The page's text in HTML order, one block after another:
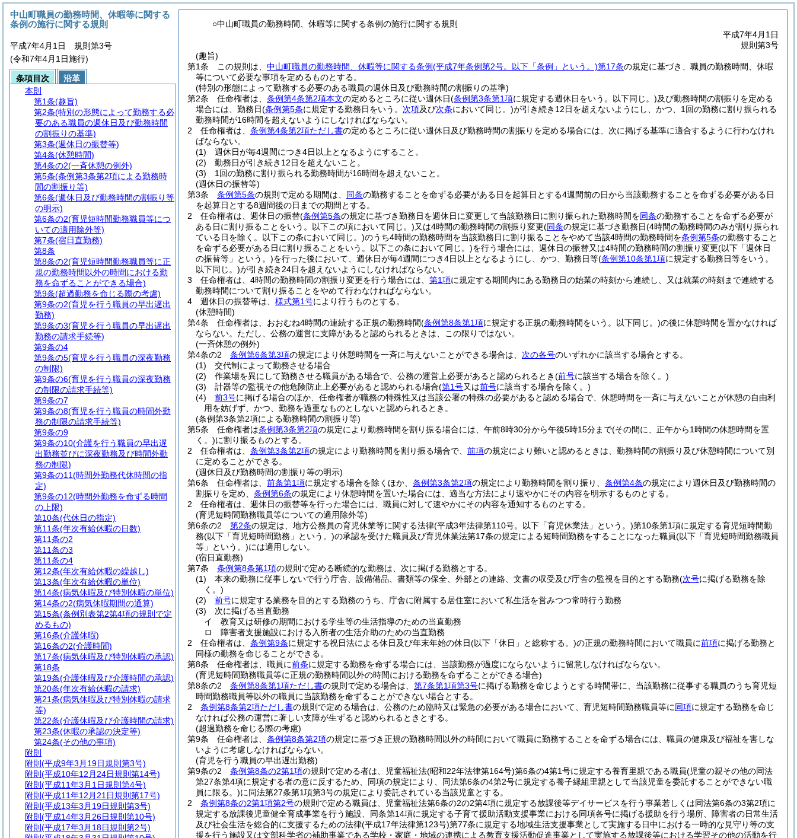
○中山町職員の勤務時間、休暇等に関する条例の施行に関する規則
平成7年4月1日
規則第3号
(趣旨)
第1条
この規則は、 中山町職員の勤務時間、休暇等に関する条例(平成7年条例第2号。以下「条例」という。)第17条の規定に基づき、職員の勤務時間、休暇
等について必要な事項を定めるものとする。
(特別の形態によって勤務する必要のある職員の週休日及び勤務時間の割振りの基準)
第2条
任命権者は、 条例第4条第2項本文の定めるところに従い週休日(条例第3条第1項に規定する週休日をいう。以下同じ。)及び勤務時間の割振りを定める
場合には、勤務日(条例第5条に規定する勤務日をいう。 次項及び次条において同じ。)が引き続き12日を超えないようにし、かつ、1回の勤務に割り振られる
勤務時間が16時間を超えないようにしなければならない。
2
任命権者は、 条例第4条第2項ただし書の定めるところに従い週休日及び勤務時間の割振りを定める場合には、次に掲げる基準に適合するように行わなけれ
ばならない。
(1)
週休日が毎4週間につき4日以上となるようにすること。
(2)
勤務日が引き続き12日を超えないこと。
(3)
1回の勤務に割り振られる勤務時間が16時間を超えないこと。
(週休日の振替等)
第3条
条例第5条の規則で定める期間は、 同条の勤務することを命ずる必要がある日を起算日とする4週間前の日から当該勤務することを命ずる必要がある日
を起算日とする8週間後の日までの期間とする。
2
任命権者は、週休日の振替(条例第5条の規定に基づき勤務日を週休日に変更して当該勤務日に割り振られた勤務時間を同条の勤務することを命ずる必要が
ある日に割り振ることをいう。以下この項において同じ。)又は4時間の勤務時間の割振り変更(同条の規定に基づき勤務日(4時間の勤務時間のみが割り振られ
ている日を除く。以下この条において同じ。)のうち4時間の勤務時間を当該勤務日に割り振ることをやめて当該4時間の勤務時間を条例第5条の勤務すること
を命ずる必要がある日に割り振ることをいう。以下この条において同じ。)を行う場合には、週休日の振替又は4時間の勤務時間の割振り変更(以下「週休日
の振替等」という。)を行った後において、週休日が毎4週間につき4日以上となるようにし、かつ、勤務日等(条例第10条第1項に規定する勤務日等をいう。
以下同じ。)が引き続き24日を超えないようにしなければならない。
3
任命権者は、4時間の勤務時間の割振り変更を行う場合には、 第1項に規定する期間内にある勤務日の始業の時刻から連続し、又は就業の時刻まで連続する
勤務時間について割り振ることをやめて行わなければならない。
4
週休日の振替等は、 様式第1号により行うものとする。
(休憩時間)
第4条
任命権者は、おおむね4時間の連続する正規の勤務時間(条例第8条第1項に規定する正規の勤務時間をいう。以下同じ。)の後に休憩時間を置かなければ
ならない。 ただし、公務の運営に支障があると認められるときは、この限りではない。
(一斉休憩の例外)
第4条の2
条例第6条第3項の規定により休憩時間を一斉に与えないことができる場合は、 次の各号のいずれかに該当する場合とする。
(1)
交代制によって勤務させる場合
(2)
作業場を異にして勤務させる職員がある場合で、公務の運営上必要があると認められるとき(前号に該当する場合を除く。)
(3)
計器等の監視その他危険防止上必要があると認められる場合(第1号又は前号に該当する場合を除く。)
(4)
前3号に掲げる場合のほか、任命権者が職務の特殊性又は当該公署の特殊の必要があると認める場合で、休憩時間を一斉に与えないことが休憩の自由利
用を妨げず、かつ、勤務を過重なものとしないと認められるとき。
(条例第3条第2項による勤務時間の割振り等)
第5条
任命権者は条例第3条第2項の規定により勤務時間を割り振る場合には、午前8時30分から午後5時15分まで(その間に、正午から1時間の休憩時間を置
く。)に割り振るものとする。
2
任命権者は、 条例第3条第2項の規定により勤務時間を割り振る場合で、 前項の規定により難いと認めるときは、勤務時間の割振り及び休憩時間について別
に定めることができる。
(週休日及び勤務時間の割振り等の明示)
第6条
任命権者は、 前条第1項に規定する場合を除くほか、 条例第3条第2項の規定により勤務時間を割り振り、 条例第4条の規定により週休日及び勤務時間の
割振りを定め、 条例第6条の規定により休憩時間を置いた場合には、適当な方法により速やかにその内容を明示するものとする。
2
任命権者は、週休日の振替等を行った場合には、職員に対して速やかにその内容を通知するものとする。
(育児短時間勤務職員等についての適用除外等)
第6条の2
第2条の規定は、地方公務員の育児休業等に関する法律(平成3年法律第110号。以下「育児休業法」という。)第10条第1項に規定する育児短時間勤
務(以下「育児短時間勤務」という。)の承認を受けた職員及び育児休業法第17条の規定による短時間勤務をすることになった職員(以下「育児短時間勤務職員
等」という。)には適用しない。
(宿日直勤務)
第7条
条例第8条第1項の規則で定める断続的な勤務は、次に掲げる勤務とする。
(1)
本来の勤務に従事しないで行う庁舎、設備備品、書類等の保全、外部との連絡、文書の収受及び庁舎の監視を目的とする勤務(次号に掲げる勤務を除
く。)
(2)
前号に規定する業務を目的とする勤務のうち、庁舎に附属する居住室において私生活を営みつつ常時行う勤務
(3)
次に掲げる当直勤務
イ
教育又は研修の期間における学生等の生活指導のための当直勤務
ロ
障害者支援施設における入所者の生活介助のための当直勤務
2
任命権者は、 条例第9条に規定する祝日法による休日及び年末年始の休日(以下「休日」と総称する。)の正規の勤務時間において職員に前項に掲げる勤務と
同様の勤務を命じることができる。
第8条
任命権者は、職員に前条に規定する勤務を命ずる場合には、当該勤務が過度にならないように留意しなければならない。
(育児短時間勤務職員等に正規の勤務時間以外の時間における勤務を命ずることができる場合)
第8条の2
条例第8条第1項ただし書の規則で定める場合は、 第7条第1項第3号に掲げる勤務を命じようとする時間帯に、当該勤務に従事する職員のうち育児短
時間勤務職員等以外の職員に当該勤務を命ずることができない場合とする。
2
条例第8条第2項ただし書の規則で定める場合は、公務のため臨時又は緊急の必要がある場合において、育児短時間勤務職員等に同項に規定する勤務を命じ
なければ公務の運営に著しい支障が生ずると認められるときとする。
(超過勤務を命じる際の考慮)
第9条
任命権者は、 条例第8条第2項の規定に基づき正規の勤務時間以外の時間において職員に勤務することを命ずる場合には、職員の健康及び福祉を害しな
いように考慮しなければならない。
(育児を行う職員の早出遅出勤務)
第9条の2
条例第8条の2第1項の規則で定める者は、児童福祉法(昭和22年法律第164号)第6条の4第1号に規定する養育里親である職員(児童の親その他の同法
第27条第4項に規定する者の意に反するため、同項の規定により、同法第6条の4第2号に規定する養子縁組里親として当該児童を委託することができない職
員に限る。)に同法第27条第1項第3号の規定により委託されている当該児童とする。
2
条例第8条の2第1項第2号の規則で定める職員は、児童福祉法第6条の2の2第4項に規定する放課後等デイサービスを行う事業若しくは同法第6条の3第2項に
規定する放課後児童健全育成事業を行う施設、同条第14項に規定する子育て援助活動支援事業における同項各号に掲げる援助を行う場所、障害者の日常生活
及び社会生活を総合的に支援するための法律(平成17年法律第123号)第77条に規定する地域生活支援事業として実施する日中における一時的な見守り等の支
援を行う施設又は文部科学省の補助事業である学校・家庭・地域の連携による教育支援活動促進事業として実施する放課後等における学習その他の活動を行
中山町職員の勤務時間、休暇等に関する
条例の施行に関する規則
平成7年4月1日 規則第3号
(令和7年4月1日施行)
条項目次
沿革
本則
第1条(趣旨)
第2条(特別の形態によって勤務する必
要のある職員の週休日及び勤務時間
の割振りの基準)
第3条(週休日の振替等)
第4条(休憩時間)
第4条の2(一斉休憩の例外)
第5条(条例第3条第2項による勤務時
間の割振り等)
第6条(週休日及び勤務時間の割振り等
の明示)
第6条の2(育児短時間勤務職員等につ
いての適用除外等)
第7条(宿日直勤務)
第8条
第8条の2(育児短時間勤務職員等に正
規の勤務時間以外の時間における勤
務を命ずることができる場合)
第9条(超過勤務を命じる際の考慮)
第9条の2(育児を行う職員の早出遅出
勤務)
第9条の3(育児を行う職員の早出遅出
勤務の請求手続等)
第9条の4
第9条の5(育児を行う職員の深夜勤務
の制限)
第9条の6(育児を行う職員の深夜勤務
の制限の請求手続等)
第9条の7
第9条の8(育児を行う職員の時間外勤
務の制限の請求手続等)
第9条の9
第9条の10(介護を行う職員の早出遅
出勤務並びに深夜勤務及び時間外勤
務の制限)
第9条の11(時間外勤務代休時間の指
定)
第9条の12(時間外勤務を命ずる時間
の上限)
第10条(代休日の指定)
第11条(年次有給休暇の日数)
第11条の2
第11条の3
第11条の4
第12条(年次有給休暇の繰越し)
第13条(年次有給休暇の単位)
第14条(病気休暇及び特別休暇の単位)
第14条の2(病気休暇期間の通算)
第15条(条例別表第2第4項の規則で定
めるもの)
第16条(介護休暇)
第16条の2(介護時間)
第17条(病気休暇及び特別休暇の承認)
第18条
第19条(介護休暇及び介護時間の承認)
第20条(年次有給休暇の請求)
第21条(病気休暇及び特別休暇の請求
等)
第22条(介護休暇及び介護時間の請求)
第23条(休暇の承認の決定等)
第24条(その他の事項)
附則
附則 (平成9年3月19日規則第3号)
附則 (平成10年12月24日規則第14号)
附則 (平成11年3月1日規則第4号)
附則 (平成11年12月21日規則第17号)
附則 (平成13年3月19日規則第3号)
附則 (平成14年3月26日規則第10号)
附則 (平成17年3月18日規則第2号)